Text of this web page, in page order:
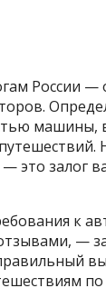
России —
машины,
это залог
к
—